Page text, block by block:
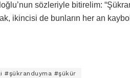
sözleriyle bitirelim:
ikincisi de bunların her an
#şükür